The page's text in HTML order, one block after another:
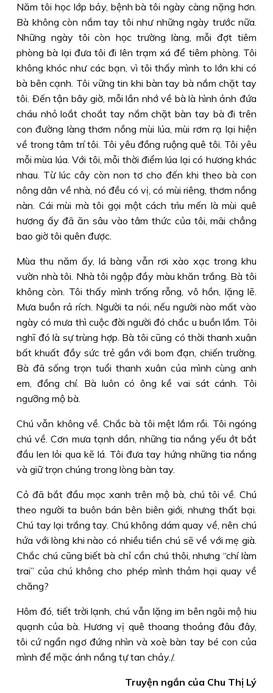
Năm tôi học lớp bảy, bệnh bà tôi ngày càng nặng hơn.
Bà không còn nắm tay tôi như những ngày trước nữa.
Những ngày tôi còn học trường làng, mỗi đợt tiêm
phòng bà lại đưa tôi đi lên trạm xá để tiêm phòng. Tôi
không khóc như các bạn, vì tôi thấy mình to lớn khi có
bà bên cạnh. Tôi vững tin khi bàn tay bà nắm chặt tay
tôi. Ðến tận bây giờ, mỗi lần nhớ về bà là hình ảnh đứa
cháu nhỏ loắt choắt tay nắm chặt bàn tay bà đi trên
con đường làng thơm nồng mùi lúa, mùi rơm rạ lại hiện
về trong tâm trí tôi. Tôi yêu đồng ruộng quê tôi. Tôi yêu
mỗi mùa lúa. Với tôi, mỗi thời điểm lúa lại có hương khác
nhau. Từ lúc cây còn non tơ cho đến khi theo bà con
nông dân về nhà, nó đều có vị, có mùi riêng, thơm nồng
nàn. Cái mùi mà tôi gọi một cách trìu mến là mùi quê
hương ấy đã ăn sâu vào tâm thức của tôi, mãi chẳng
bao giờ tôi quên được.
Mùa thu năm ấy, lá bàng vẫn rơi xào xạc trong khu
vườn nhà tôi. Nhà tôi ngập đầy màu khăn trắng. Bà tôi
không còn. Tôi thấy mình trống rỗng, vô hồn, lặng lẽ.
Mưa buồn rả rích. Người ta nói, nếu người nào mất vào
ngày có mưa thì cuộc đời người đó chắc u buồn lắm. Tôi
nghĩ đó là sự trùng hợp. Bà tôi cũng có thời thanh xuân
bất khuất đầy sức trẻ gắn với bom đạn, chiến trường.
Bà đã sống trọn tuổi thanh xuân của mình cùng anh
em, đồng chí. Bà luôn có ông kề vai sát cánh. Tôi
ngưỡng mộ bà.
Chú vẫn không về. Chắc bà tôi mệt lắm rồi. Tôi ngóng
chú về. Cơn mưa tạnh dần, những tia nắng yếu ớt bắt
đầu len lỏi qua kẽ lá. Tôi đưa tay hứng những tia nắng
và giữ trọn chúng trong lòng bàn tay.
Cỏ đã bắt đầu mọc xanh trên mộ bà, chú tôi về. Chú
theo người ta buôn bán bên biên giới, nhưng thất bại.
Chú tay lại trắng tay. Chú không dám quay về, nên chú
hứa với lòng khi nào có nhiều tiền chú sẽ về với mẹ già.
Chắc chú cũng biết bà chỉ cần chú thôi, nhưng “chí làm
trai” của chú không cho phép mình thảm hại quay về
chăng?
Hôm đó, tiết trời lạnh, chú vẫn lặng im bên ngôi mộ hiu
quạnh của bà. Hương vị quê thoang thoảng đâu đây,
tôi cứ ngẩn ngơ đứng nhìn và xoè bàn tay bé con của
mình để mặc ánh nắng tự tan chảy./.
Truyện ngắn của Chu Thị Lý